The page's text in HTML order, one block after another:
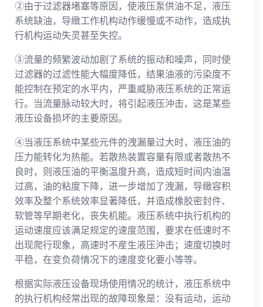
②由于过滤器堵塞等原因，使液压泵供油不足，液压
系统缺油，导緻工作机构动作缓慢或不动作，造成执
行机构运动失灵甚至失控。
③流量的频繁波动加剧了系统的振动和噪声，同时使
过滤器的过滤性能大幅度降低，结果油液的污染度不
能控制在预定的水平内，严重威胁液压系统的正常运
行。当流量脉动较大时，将引起液压沖击，这是某些
液压设备损坏的主要原因。
④当液压系统中某些元件的洩漏量过大时，液压油的
压力能转化为热能。若散热装置容量有限或者散热不
良时，则液压油的平衡温度升高，造成短时间内油温
过高，油的粘度下降，进一步增加了洩漏，导緻容积
效率及整个系统效率显著降低，并造成橡胶密封件、
软管等早期老化，丧失机能。液压系统中执行机构的
运动速度应该满足规定的速度范围，要求在低速时不
出现爬行现象，高速时不産生液压沖击；速度切换时
平稳，在变负荷情况下的速度变化要小等等。
根据实际液压设备现场使用情况的统计，液压系统中
的执行机构经常出现的故障现象是：没有运动，运动